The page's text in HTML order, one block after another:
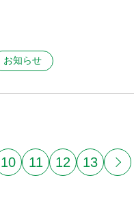
お知らせ
10 11 12 13